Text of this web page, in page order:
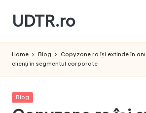
Skip
content
UDTR.ro
te
Home Blog
Copyzone.ro își extinde în
clienți în segmentul corporate
Posted
Blog